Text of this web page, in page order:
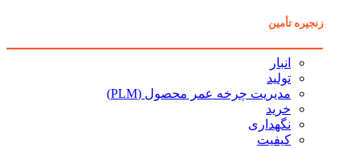
زنجیره تأمین
انبار
تولید
مدیریت چرخه عمر محصول (PLM)
خرید
نگهداری
کیفیت